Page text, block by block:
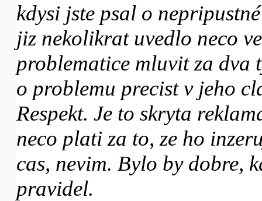
kdysi jste psal o
jiz nekolikrat uvedlo neco
problematice mluvit za dva
o problemu precist v jeho
Respekt. Je to skryta
neco plati za to, ze ho
cas, nevim. Bylo by dobre,
pravidel.